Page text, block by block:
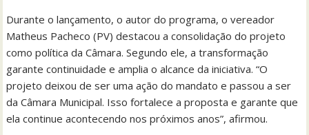
Durante o lançamento, o autor do programa, o vereador
Matheus Pacheco (PV) destacou a consolidação do projeto
como política da Câmara. Segundo ele, a transformação
garante continuidade e amplia o alcance da iniciativa. “O
projeto deixou de ser uma ação do mandato e passou a ser
da Câmara Municipal. Isso fortalece a proposta e garante que
ela continue acontecendo nos próximos anos”, afirmou.